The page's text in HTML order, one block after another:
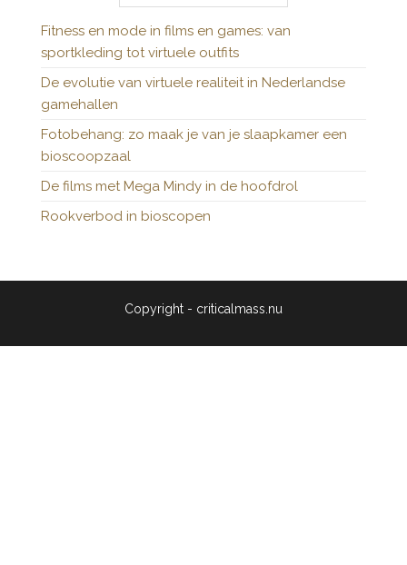
Fitness en mode in films en games: van
sportkleding tot virtuele outfits
De evolutie van virtuele realiteit in Nederlandse
gamehallen
Fotobehang: zo maak je van je slaapkamer een
bioscoopzaal
De films met Mega Mindy in de hoofdrol
Rookverbod in bioscopen